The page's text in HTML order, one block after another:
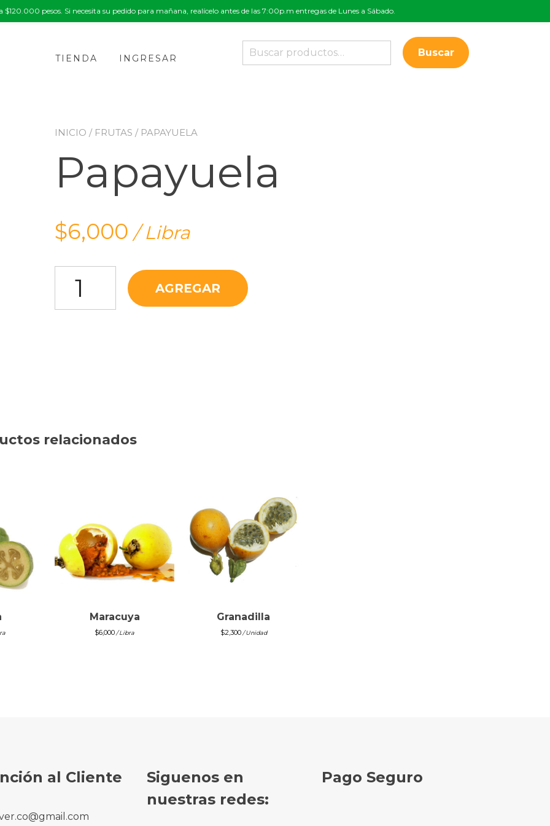
TIENDA INGRESAR
Buscar
por:
Buscar
INICIO / FRUTAS / PAPAYUELA
Papayuela
$6,000 / Libra
Papayuela cantidad
AGREGAR
relacionados
Maracuya
$6,000 / Libra
Granadilla
$2,300/ Unidad
al Cliente
Siguenos en
nuestras redes:
Pago Seguro
pesos. Si necesita su pedido para mañana, realícelo antes de las 7:00p.m entregas de Lunes a Sábado.